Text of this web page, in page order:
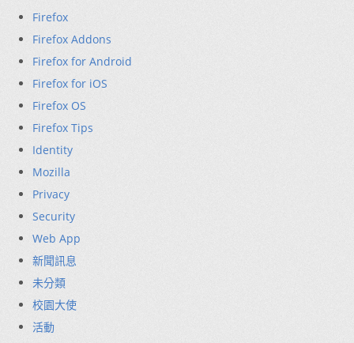
Firefox
Firefox Addons
Firefox for Android
Firefox for iOS
Firefox OS
Firefox Tips
Identity
Mozilla
Privacy
Security
Web App
新聞訊息
未分類
校園大使
活動